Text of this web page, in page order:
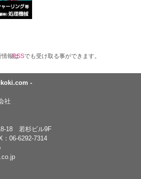
情報はRSSでも受け取る事ができます。
-
社
18 若杉ビル9F
06-6292-7314